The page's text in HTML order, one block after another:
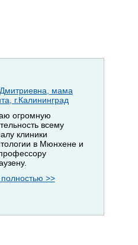
мама
г.Калининград
огромную
всему
клиники
в Мюнхене и
полностью >>